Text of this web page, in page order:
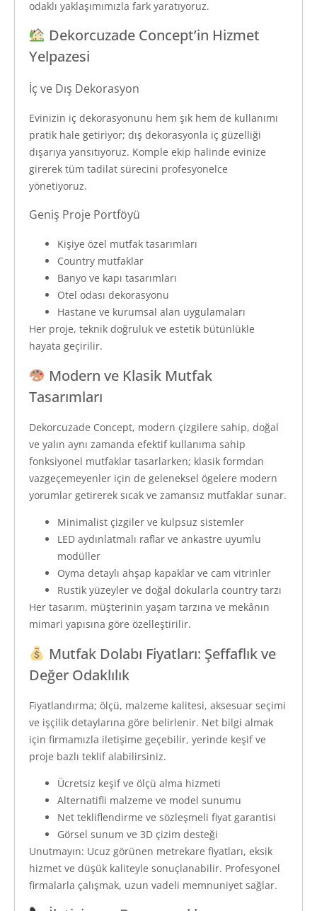
odaklı yaklaşımımızla fark yaratıyoruz.
Dekorcuzade Concept’in Hizmet
Yelpazesi
İç ve Dış Dekorasyon
Evinizin iç dekorasyonunu hem şık hem de kullanımı
pratik hale getiriyor; dış dekorasyonla iç güzelliği
dışarıya yansıtıyoruz. Komple ekip halinde evinize
girerek tüm tadilat sürecini profesyonelce
yönetiyoruz.
Geniş Proje Portföyü
Kişiye özel mutfak tasarımları
Country mutfaklar
Banyo ve kapı tasarımları
Otel odası dekorasyonu
Hastane ve kurumsal alan uygulamaları
Her proje, teknik doğruluk ve estetik bütünlükle
hayata geçirilir.
Modern ve Klasik Mutfak
Tasarımları
Dekorcuzade Concept, modern çizgilere sahip, doğal
ve yalın aynı zamanda efektif kullanıma sahip
fonksiyonel mutfaklar tasarlarken; klasik formdan
vazgeçemeyenler için de geleneksel ögelere modern
yorumlar getirerek sıcak ve zamansız mutfaklar sunar.
Minimalist çizgiler ve kulpsuz sistemler
LED aydınlatmalı raflar ve ankastre uyumlu
modüller
Oyma detaylı ahşap kapaklar ve cam vitrinler
Rustik yüzeyler ve doğal dokularla country tarzı
Her tasarım, müşterinin yaşam tarzına ve mekânın
mimari yapısına göre özelleştirilir.
Mutfak Dolabı Fiyatları: Şeffaflık ve
Değer Odaklılık
Fiyatlandırma; ölçü, malzeme kalitesi, aksesuar seçimi
ve işçilik detaylarına göre belirlenir. Net bilgi almak
için firmamızla iletişime geçebilir, yerinde keşif ve
proje bazlı teklif alabilirsiniz.
Ücretsiz keşif ve ölçü alma hizmeti
Alternatifli malzeme ve model sunumu
Net tekliflendirme ve sözleşmeli fiyat garantisi
Görsel sunum ve 3D çizim desteği
Unutmayın: Ucuz görünen metrekare fiyatları, eksik
hizmet ve düşük kaliteyle sonuçlanabilir. Profesyonel
firmalarla çalışmak, uzun vadeli memnuniyet sağlar.